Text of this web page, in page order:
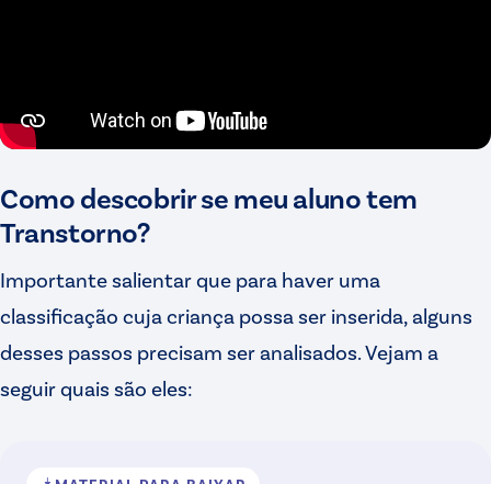
Como descobrir se meu aluno tem
Transtorno?
Importante salientar que para haver uma
classificação cuja criança possa ser inserida, alguns
desses passos precisam ser analisados. Vejam a
seguir quais são eles: